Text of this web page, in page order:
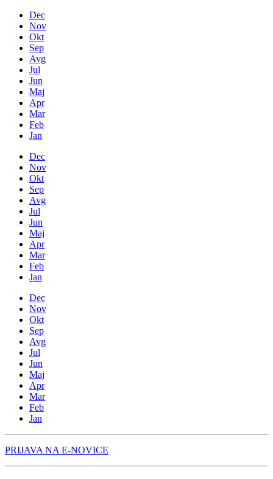
Dec
Nov
Okt
Sep
Avg
Jul
Jun
Maj
Apr
Mar
Feb
Jan
Dec
Nov
Okt
Sep
Avg
Jul
Jun
Maj
Apr
Mar
Feb
Jan
Dec
Nov
Okt
Sep
Avg
Jul
Jun
Maj
Apr
Mar
Feb
Jan
PRIJAVA NA E-NOVICE